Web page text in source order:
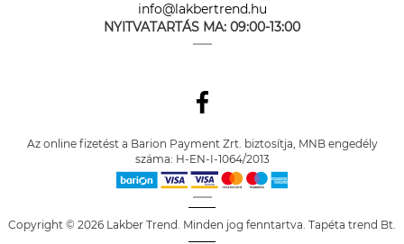
info@lakbertrend.hu
NYITVATARTÁS MA: 09:00-13:00
Az online fizetést a Barion Payment Zrt. biztosítja, MNB engedély
száma: H-EN-I-1064/2013
Copyright © 2026 Lakber Trend. Minden jog fenntartva. Tapéta trend Bt.